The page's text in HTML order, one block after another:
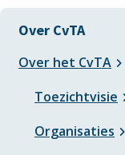
Over CvTA
Over het CvTA
Toezichtvisie
Organisaties